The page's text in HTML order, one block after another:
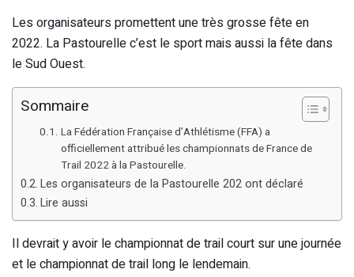
Les organisateurs promettent une très grosse fête en
2022. La Pastourelle c’est le sport mais aussi la fête dans
le Sud Ouest.
Sommaire
La Fédération Française d’Athlétisme (FFA) a
officiellement attribué les championnats de France de
Trail 2022 à la Pastourelle.
Les organisateurs de la Pastourelle 202 ont déclaré
Lire aussi
Il devrait y avoir le championnat de trail court sur une journée
et le championnat de trail long le lendemain.